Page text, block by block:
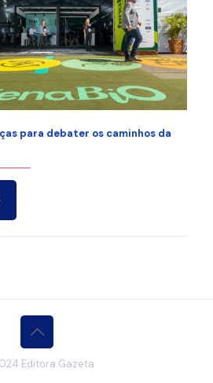
para debater os caminhos da
Editora Gazeta